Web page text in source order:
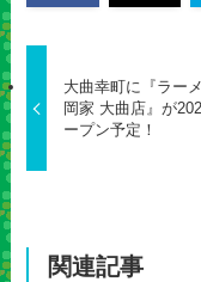
大曲幸町に『ラー
岡家 大曲店』が
ープン予定！
関連記事